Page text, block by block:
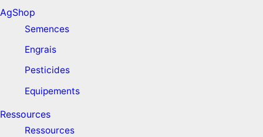
AgShop
Semences
Engrais
Pesticides
Equipements
Ressources
Ressources